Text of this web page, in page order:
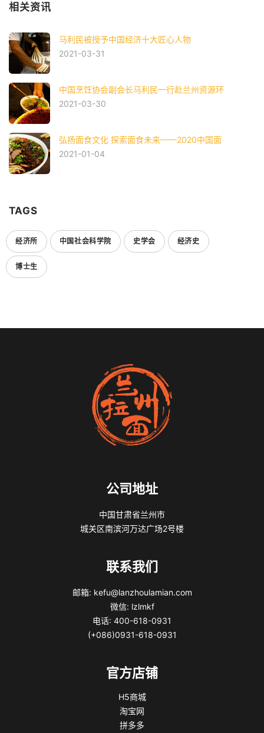
相关资讯
马利民被授予中国经济十大匠心人物
2021-03-31
中国烹饪协会副会长马利民一行赴兰州资源环
2021-03-30
弘扬面食文化 探索面食未来——2020中国面
2021-01-04
TAGS
经济所 中国社会科学院 史学会 经济史
博士生
公司地址
中国甘肃省兰州市
城关区南滨河万达广场2号楼
联系我们
邮箱: kefu@lanzhoulamian.com
微信: lzlmkf
电话: 400-618-0931
(+086)0931-618-0931
官方店铺
H5商城
淘宝网
拼多多